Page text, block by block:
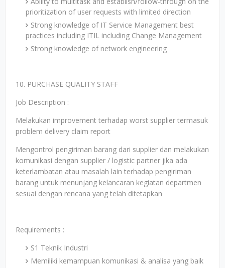
prioritization of user requests with limited direction
Strong knowledge of IT Service Management best
practices including ITIL including Change Management
Strong knowledge of network engineering
10. PURCHASE QUALITY STAFF
Job Description :
Melakukan improvement terhadap worst supplier termasuk
problem delivery claim report
Mengontrol pengiriman barang dari supplier dan melakukan
komunikasi dengan supplier / logistic partner jika ada
keterlambatan atau masalah lain terhadap pengiriman
barang untuk menunjang kelancaran kegiatan departmen
sesuai dengan rencana yang telah ditetapkan
Requirements :
S1 Teknik Industri
Memiliki kemampuan komunikasi & analisa yang baik